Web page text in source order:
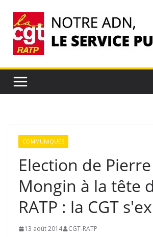
contenu
COMMUNIQUÉS
Election de Pierre
Mongin à la tête
RATP : la CGT
13 août 2014 CGT-RATP